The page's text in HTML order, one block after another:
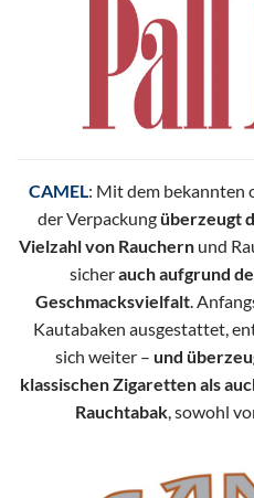
CAMEL: Mit dem bekannten
der Verpackungüberzeugt
Vielzahl von Rauchern und
sicherauch aufgrund
Geschmacksvielfalt.
Kautabaken ausgestattet,
sich weiter – und
klassischen Zigaretten als
Rauchtabak, sowohl